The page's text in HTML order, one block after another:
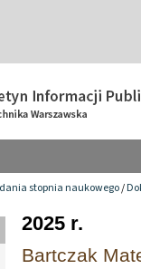
stopnia naukowego/
2025 r.
Bartczak